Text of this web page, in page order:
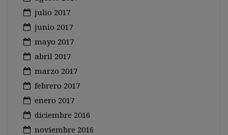
julio 2017
junio 2017
mayo 2017
abril 2017
marzo 2017
febrero 2017
enero 2017
diciembre 2016
noviembre 2016